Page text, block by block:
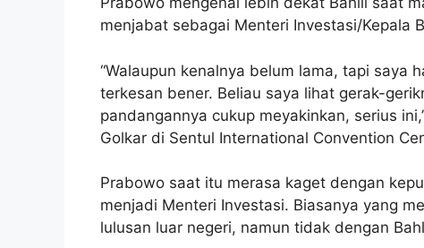
menjabat sebagai Menteri Investasi/Kepala
“Walaupun kenalnya belum lama, tapi saya
terkesan bener. Beliau saya lihat gerak-
pandangannya cukup meyakinkan, serius
Golkar di Sentul International Convention
Prabowo saat itu merasa kaget dengan
menjadi Menteri Investasi. Biasanya yang
lulusan luar negeri, namun tidak dengan